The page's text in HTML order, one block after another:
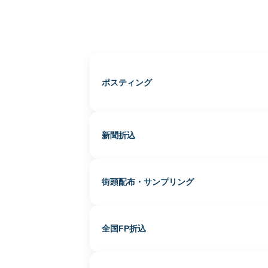
ポスティング
新聞折込
街頭配布・サンプリング
全国FP折込